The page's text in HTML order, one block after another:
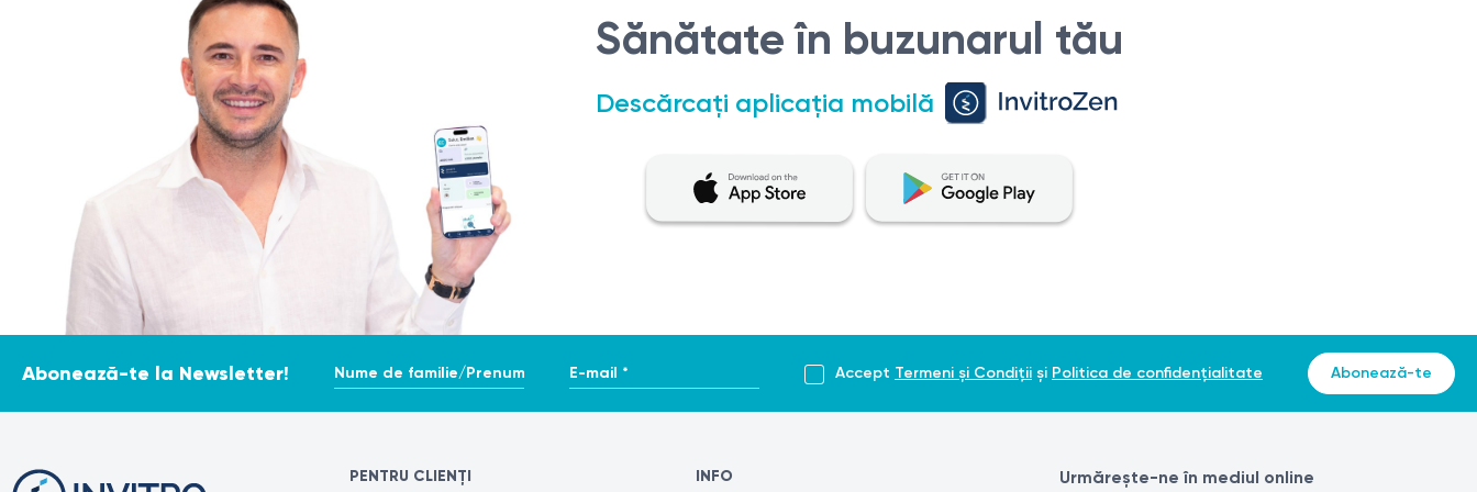
Scurgeri uretrale, usturime, disconfort la urinare
Prostatită cronică / durere pelvină cronică
Screening înaintea procedurilor urologice și reproductive
Suspiciune de ITS după contact sexual neprotejat
Monitorizare după tratamente antimicrobiene.
Procedura durează câteva minute,
Poate provoca un disconfort ușor și nu necesită recuperare.
Locul recoltării: uretra anterioară
Tehnica: după dezinfectarea ușoară a meatului uretral, se introduce o periuță citologică sterilă la 2–4 cm și se realizează raclaj circular; vârful periuței se rupe în recipientul
cu mediu de transport.
Sănătate în buzunarul tău
Descărcați aplicația mobilă
Abonează-te la Newsletter! Nume de familie/Prenume * E-mail * Accept Termeni și Condiții și Politica de confidențialitate Abonează-te
PENTRU CLIENȚI INFO Urmărește-ne în mediul online